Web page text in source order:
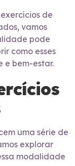
de
vamos
pode
como esses
e bem-estar.
uma série de
explorar
modalidade